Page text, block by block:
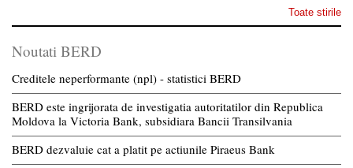
Toate stirile
Noutati BERD
Creditele neperformante (npl) - statistici BERD
BERD este ingrijorata de investigatia autoritatilor din Republica
Moldova la Victoria Bank, subsidiara Bancii Transilvania
BERD dezvaluie cat a platit pe actiunile Piraeus Bank